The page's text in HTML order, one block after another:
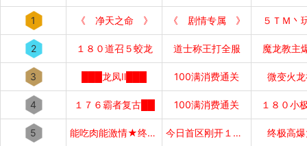
1 《 净天之命 》 《 剧情专属 》 ５ＴＭ丶
2 １８０道召５蛟龙 道士称王打全服 魔龙教主
3 ███龙凤Ⅱ███ 100满消费通关 微变火
4 １７６霸者复古██ 100满消费通关 １８０小
5 能吃肉能激情★终极好打 今日首区刚开１秒１秒███ 终极高